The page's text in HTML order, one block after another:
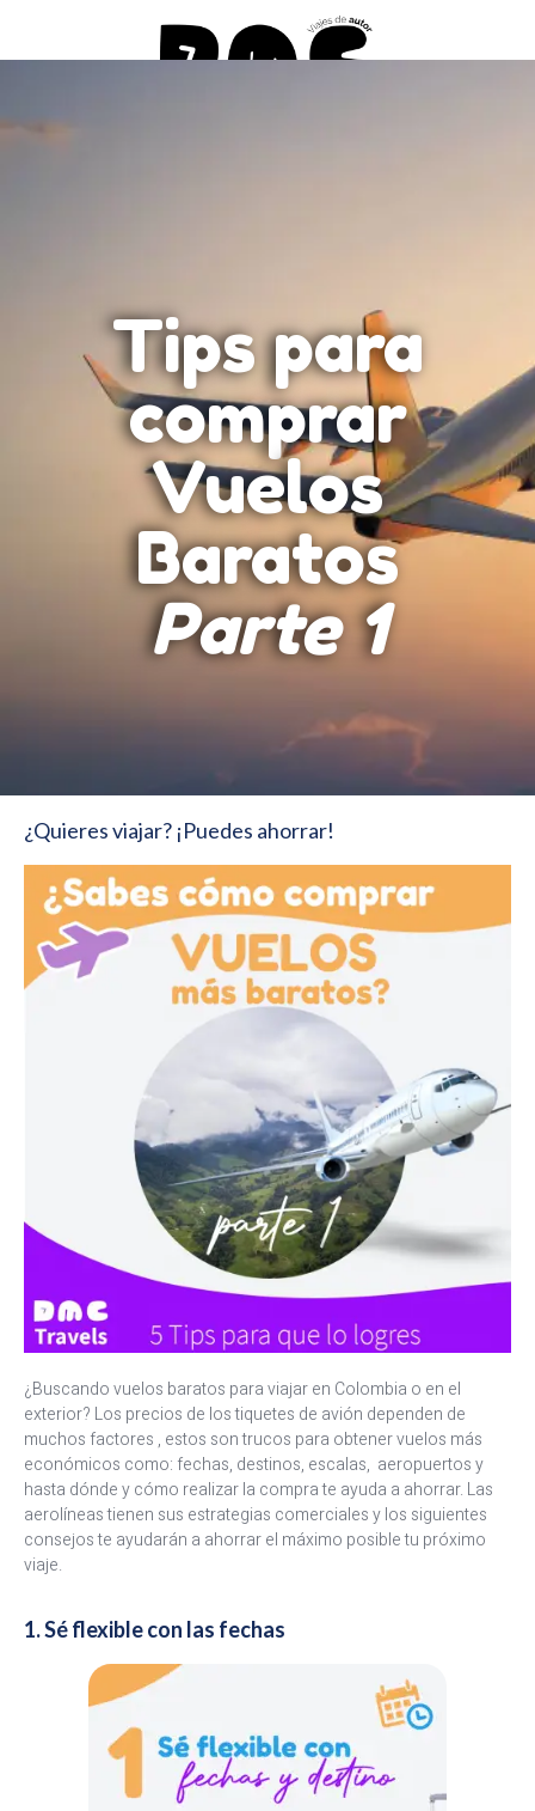
Tips para
comprar
Vuelos
Baratos
Parte 1
¿Quieres viajar? ¡Puedes ahorrar!
¿Buscando vuelos baratos para viajar en Colombia o en el
exterior? Los precios de los tiquetes de avión dependen de
muchos factores , estos son trucos para obtener vuelos más
económicos como: fechas, destinos, escalas, aeropuertos y
hasta dónde y cómo realizar la compra te ayuda a ahorrar. Las
aerolíneas tienen sus estrategias comerciales y los siguientes
consejos te ayudarán a ahorrar el máximo posible tu próximo
viaje.
1. Sé flexible con las fechas